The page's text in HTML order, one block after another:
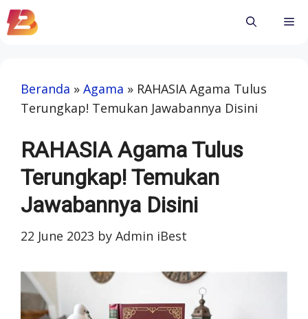
Skip
to
Beranda » Agama » RAHASIA Agama Tulus
Terungkap! Temukan Jawabannya Disini
RAHASIA Agama Tulus
Terungkap! Temukan
Jawabannya Disini
22 June 2023 by Admin iBest